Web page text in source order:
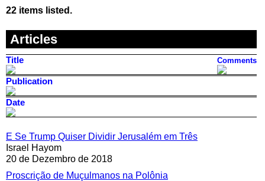
22 items listed.
Articles
Title Comments
Publication
Date
E Se Trump Quiser Dividir Jerusalém em Três
Israel Hayom
20 de Dezembro de 2018
Proscrição de Muçulmanos na Polônia